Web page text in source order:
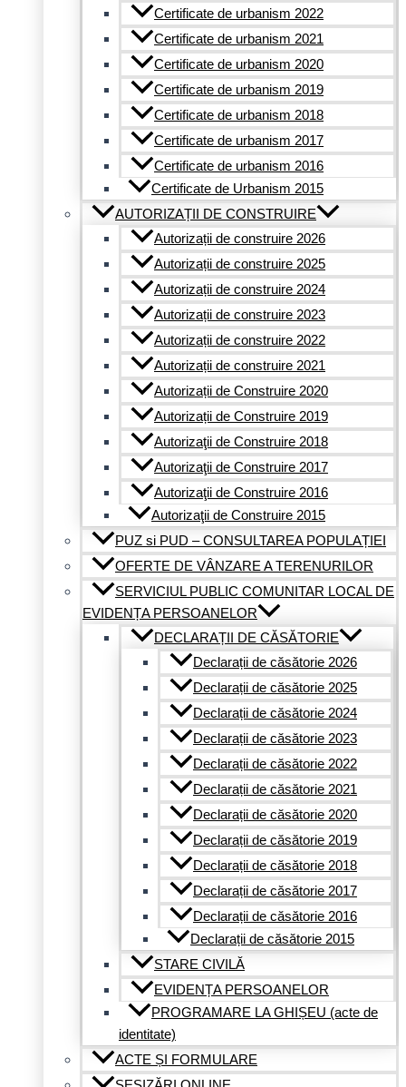
Certificate de urbanism 2022
Certificate de urbanism 2021
Certificate de urbanism 2020
Certificate de urbanism 2019
Certificate de urbanism 2018
Certificate de urbanism 2017
Certificate de urbanism 2016
Certificate de Urbanism 2015
AUTORIZAȚII DE CONSTRUIRE
Autorizații de construire 2026
Autorizații de construire 2025
Autorizații de construire 2024
Autorizații de construire 2023
Autorizații de construire 2022
Autorizații de construire 2021
Autorizații de Construire 2020
Autorizații de Construire 2019
Autorizaţii de Construire 2018
Autorizaţii de Construire 2017
Autorizaţii de Construire 2016
Autorizaţii de Construire 2015
PUZ si PUD – CONSULTAREA POPULAȚIEI
OFERTE DE VÂNZARE A TERENURILOR
SERVICIUL PUBLIC COMUNITAR LOCAL DE
EVIDENȚA PERSOANELOR
DECLARAȚII DE CĂSĂTORIE
Declarații de căsătorie 2026
Declarații de căsătorie 2025
Declarații de căsătorie 2024
Declarații de căsătorie 2023
Declarații de căsătorie 2022
Declarații de căsătorie 2021
Declarații de căsătorie 2020
Declarații de căsătorie 2019
Declarații de căsătorie 2018
Declarații de căsătorie 2017
Declarații de căsătorie 2016
Declarații de căsătorie 2015
STARE CIVILĂ
EVIDENȚA PERSOANELOR
PROGRAMARE LA GHIȘEU (acte de
identitate)
ACTE ȘI FORMULARE